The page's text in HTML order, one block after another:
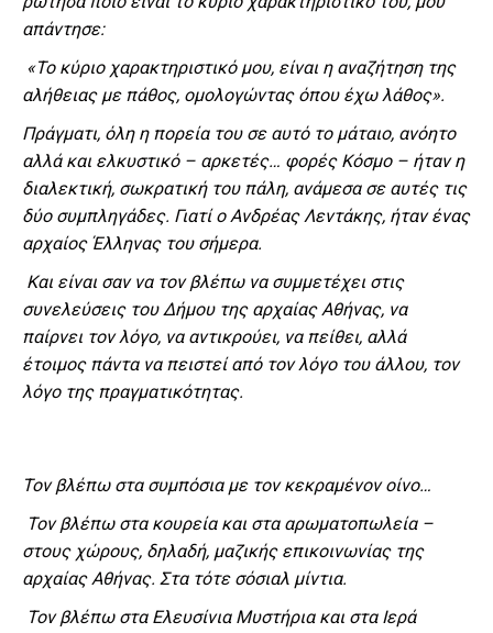
απάντησε:
«Το κύριο χαρακτηριστικό μου, είναι η αναζήτηση της
αλήθειας με πάθος, ομολογώντας όπου έχω λάθος».
Πράγματι, όλη η πορεία του σε αυτό το μάταιο, ανόητο
αλλά και ελκυστικό – αρκετές… φορές Κόσμο – ήταν η
διαλεκτική, σωκρατική του πάλη, ανάμεσα σε αυτές τις
δύο συμπληγάδες. Γιατί ο Ανδρέας Λεντάκης, ήταν ένας
αρχαίος Έλληνας του σήμερα.
Και είναι σαν να τον βλέπω να συμμετέχει στις
συνελεύσεις του Δήμου της αρχαίας Αθήνας, να
παίρνει τον λόγο, να αντικρούει, να πείθει, αλλά
έτοιμος πάντα να πειστεί από τον λόγο του άλλου, τον
λόγο της πραγματικότητας.
Τον βλέπω στα συμπόσια με τον κεκραμένον οίνο…
Τον βλέπω στα κουρεία και στα αρωματοπωλεία –
στους χώρους, δηλαδή, μαζικής επικοινωνίας της
αρχαίας Αθήνας. Στα τότε σόσιαλ μίντια.
Τον βλέπω στα Ελευσίνια Μυστήρια και στα Ιερά